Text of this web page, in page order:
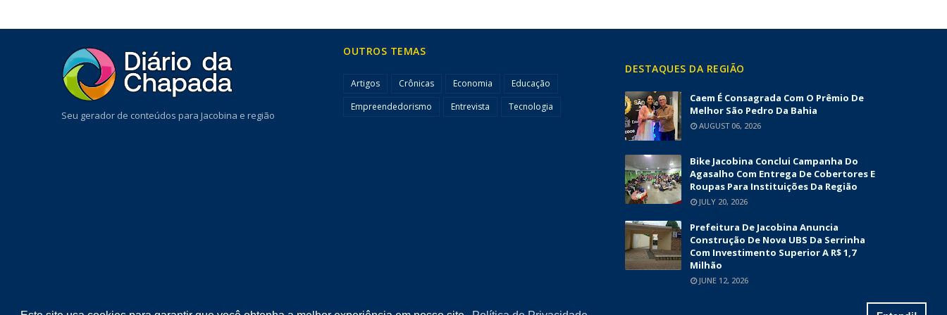
Seu gerador de conteúdos para Jacobina e região
OUTROS TEMAS
Artigos Crônicas Economia
Educação
Empreendedorismo
Entrevista Tecnologia
DESTAQUES DA REGIÃO
Caem É Consagrada Com O Prêmio De
Melhor São Pedro Da Bahia
AUGUST 06, 2026
Bike Jacobina Conclui Campanha Do
Agasalho Com Entrega De Cobertores E
Roupas Para Instituições Da Região
JULY 20, 2026
Prefeitura De Jacobina Anuncia
Construção De Nova UBS Da Serrinha
Com Investimento Superior A R$ 1,7
Milhão
JUNE 12, 2026